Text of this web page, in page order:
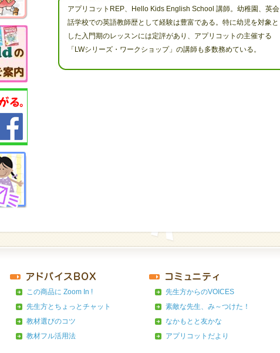
アプリコットREP、Hello Kids English School 講師。幼稚園、英会
話学校での英語教師歴として経験は豊富である。特に幼児を対象と
した入門期のレッスンには定評があり、アプリコットの主催する
「LWシリーズ・ワークショップ」の講師も多数務めている。
この商品に Zoom In !
先生方とちょっとチャット
教材選びのコツ
教材フル活用法
先生方からのVOICES
素敵な先生、み～つけた！
なかもとと友かな
アプリコットだより